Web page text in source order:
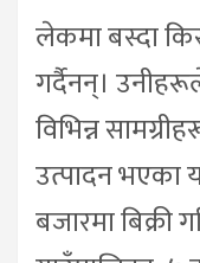
लेकमा बस्दा
गर्दैनन्।
विभिन्न
उत्पादन भएका
बजारमा बिक्री